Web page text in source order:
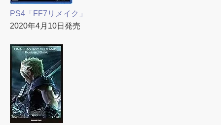
PS4「FF7リメイク」
2020年4月10日発売